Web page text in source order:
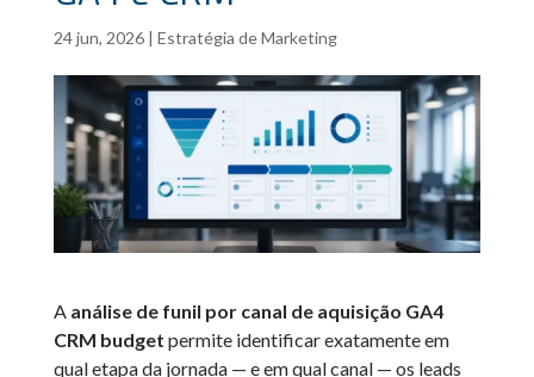
24 jun, 2026| Estratégia de Marketing
A análise de funil por canal de aquisição GA4
CRM budget permite identificar exatamente em
qual etapa da jornada — e em qual canal — os leads